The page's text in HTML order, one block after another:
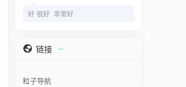
好 很好 非常好
链接
粒子导航